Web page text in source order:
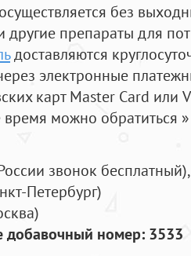
без
другие препараты для
доставляются
электронные
карт Master Card или
можно обратиться
звонок бесплатный),
Петербург)
добавочный номер: 3533